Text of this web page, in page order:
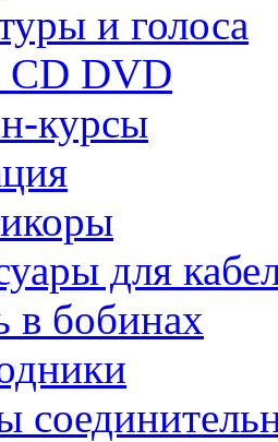
и голоса
CD DVD
курсы
для
в бобинах